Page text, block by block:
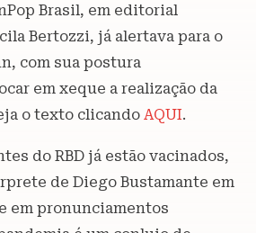
Brasil, em editorial
Bertozzi, já alertava para o
com sua postura
em xeque a realização da
o texto clicando AQUI.
do RBD já estão vacinados,
de Diego Bustamante em
em pronunciamentos